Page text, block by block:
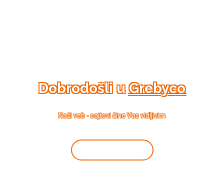
Dobrodošli uGrebyco
Naši veb - sajtovi čine Vas vidljivim